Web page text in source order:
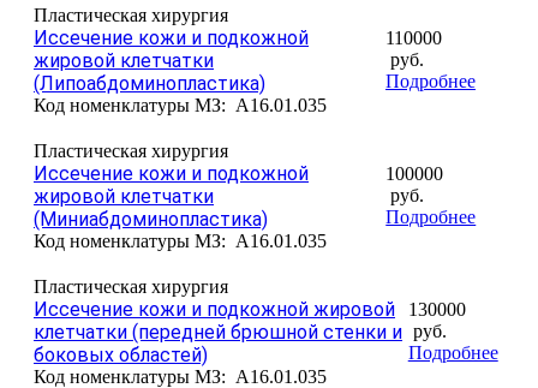
Пластическая хирургия
Иссечение кожи и подкожной
жировой клетчатки
(Липоабдоминопластика)
Код номенклатуры МЗ: A16.01.035
110000
руб.
Подробнее
Пластическая хирургия
Иссечение кожи и подкожной
жировой клетчатки
(Миниабдоминопластика)
Код номенклатуры МЗ: A16.01.035
100000
руб.
Подробнее
Пластическая хирургия
Иссечение кожи и подкожной жировой
клетчатки (передней брюшной стенки и
боковых областей)
Код номенклатуры МЗ: A16.01.035
130000
руб.
Подробнее